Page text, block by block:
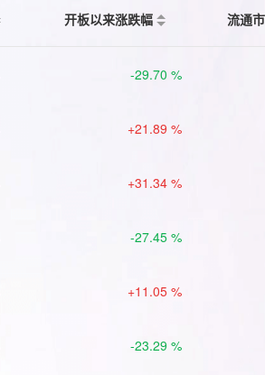
开板以来涨跌幅 流通
-29.70 %
+21.89 %
+31.34 %
-27.45 %
+11.05 %
-23.29 %